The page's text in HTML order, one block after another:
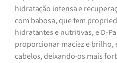
hidratação intensa e
com babosa, que tem
hidratantes e nutritivas, e D-
proporcionar maciez e brilho,
cabelos, deixando-os mais